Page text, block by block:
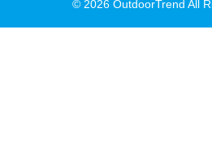
© 2026 OutdoorTrend All